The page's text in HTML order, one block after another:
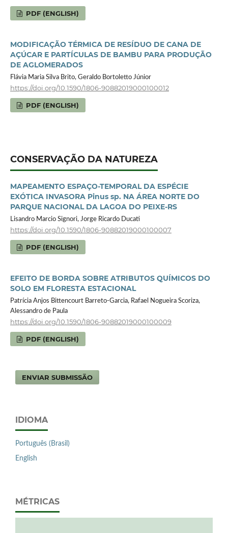
PDF (ENGLISH)
MODIFICAÇÃO TÉRMICA DE RESÍDUO DE CANA DE
AÇÚCAR E PARTÍCULAS DE BAMBU PARA PRODUÇÃO
DE AGLOMERADOS
Flávia Maria Silva Brito, Geraldo Bortoletto Júnior
https://doi.org/10.1590/1806-90882019000100012
PDF (ENGLISH)
CONSERVAÇÃO DA NATUREZA
MAPEAMENTO ESPAÇO-TEMPORAL DA ESPÉCIE
EXÓTICA INVASORA Pinus sp. NA ÁREA NORTE DO
PARQUE NACIONAL DA LAGOA DO PEIXE-RS
Lisandro Marcio Signori, Jorge Ricardo Ducati
https://doi.org/10.1590/1806-90882019000100007
PDF (ENGLISH)
EFEITO DE BORDA SOBRE ATRIBUTOS QUÍMICOS DO
SOLO EM FLORESTA ESTACIONAL
Patrícia Anjos Bittencourt Barreto-Garcia, Rafael Nogueira Scoriza,
Alessandro de Paula
https://doi.org/10.1590/1806-90882019000100009
PDF (ENGLISH)
ENVIAR SUBMISSÃO
IDIOMA
Português (Brasil)
English
MÉTRICAS